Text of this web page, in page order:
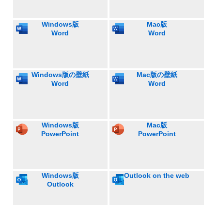
Windows版
Word
Mac版
Word
Windows版の壁紙
Word
Mac版の壁紙
Word
Windows版
PowerPoint
Mac版
PowerPoint
Windows版
Outlook
Outlook on the web